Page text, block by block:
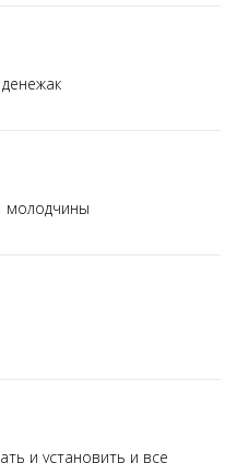
и установить и все